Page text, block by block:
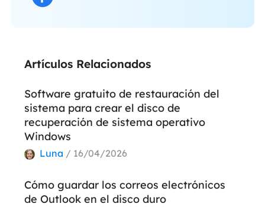
Artículos Relacionados
Software gratuito de restauración del
sistema para crear el disco de
recuperación de sistema operativo
Windows
Luna / 16/04/2026
Cómo guardar los correos electrónicos
de Outlook en el disco duro